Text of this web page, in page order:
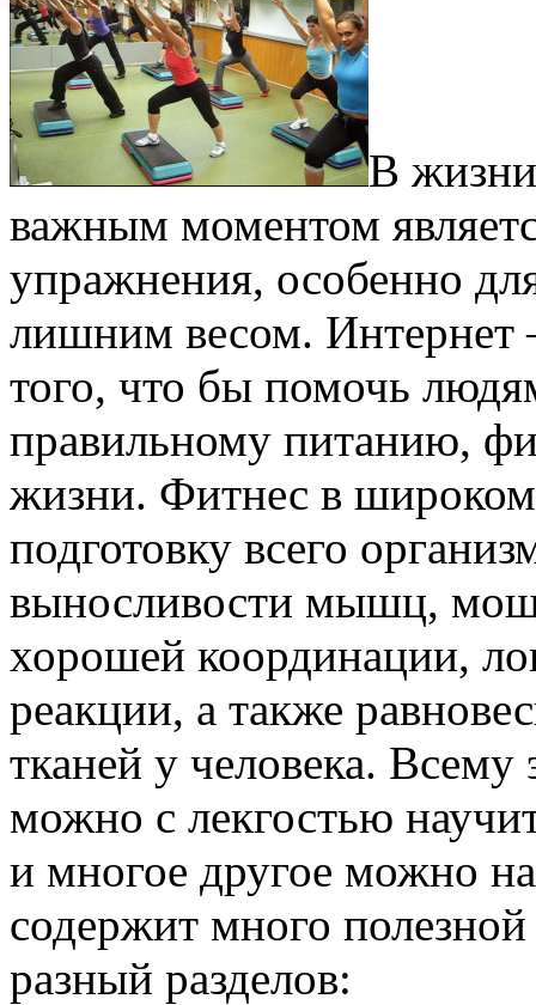
В жизни
важным моментом
упражнения, особенно
лишним весом. Интернет
того, что бы помочь
правильному питанию,
жизни. Фитнес в
подготовку всего
выносливости мышц,
хорошей координации,
реакции, а также
тканей у человека.
можно с лекгостью
и многое другое можно
содержит много
разный разделов: